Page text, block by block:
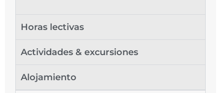
Horas lectivas
Actividades & excursiones
Alojamiento